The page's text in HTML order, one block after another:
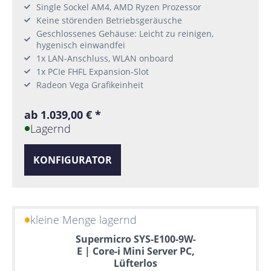
Single Sockel AM4, AMD Ryzen Prozessor
Keine störenden Betriebsgeräusche
Geschlossenes Gehäuse: Leicht zu reinigen,
hygenisch einwandfei
1x LAN-Anschluss, WLAN onboard
1x PCIe FHFL Expansion-Slot
Radeon Vega Grafikeinheit
ab 1.039,00 € *
Lagernd
KONFIGURATOR
kleine Menge lagernd
Supermicro SYS-E100-9W-
E | Core-i Mini Server PC,
Lüfterlos